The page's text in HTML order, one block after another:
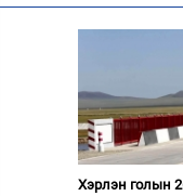
Хэрлэн голын